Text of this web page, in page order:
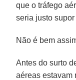
que o tráfego
seria justo
Não é bem
Antes do surto
aéreas estavam